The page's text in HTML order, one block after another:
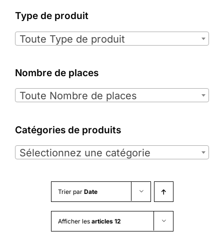
Trier par Date
Afficher les articles 12
Type de produit
Toute Type de produit
Nombre de places
Toute Nombre de places
Catégories de produits
Sélectionnez une catégorie